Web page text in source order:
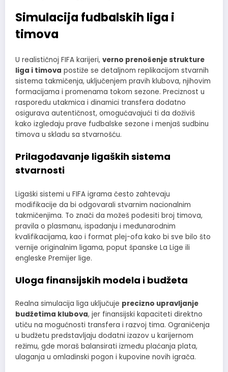
Simulacija fudbalskih liga i
timova
U realističnoj FIFA karijeri, verno prenošenje strukture
liga i timova postiže se detaljnom replikacijom stvarnih
sistema takmičenja, uključenjem pravih klubova, njihovim
formacijama i promenama tokom sezone. Preciznost u
rasporedu utakmica i dinamici transfera dodatno
osigurava autentičnost, omogućavajući ti da doživiš
kako izgledaju prave fudbalske sezone i menjaš sudbinu
timova u skladu sa stvarnošću.
Prilagođavanje ligaških sistema
stvarnosti
Ligaški sistemi u FIFA igrama često zahtevaju
modifikacije da bi odgovarali stvarnim nacionalnim
takmičenjima. To znači da možeš podesiti broj timova,
pravila o plasmanu, ispadanju i međunarodnim
kvalifikacijama, kao i format plej-ofa kako bi sve bilo što
vernije originalnim ligama, poput španske La Lige ili
engleske Premijer lige.
Uloga finansijskih modela i budžeta
Realna simulacija liga uključuje precizno upravljanje
budžetima klubova, jer finansijski kapaciteti direktno
utiču na mogućnosti transfera i razvoj tima. Ograničenja
u budžetu predstavljaju dodatni izazov u karijernom
režimu, gde moraš balansirati između plaćanja plata,
ulaganja u omladinski pogon i kupovine novih igrača.